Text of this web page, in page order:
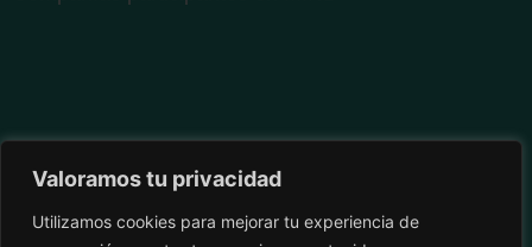
Valoramos tu privacidad
Utilizamos cookies para mejorar tu experiencia de